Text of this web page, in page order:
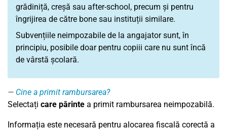
grădiniță, creșă sau after-school, precum și pentru
îngrijirea de către bone sau instituții similare.
Subvențiile neimpozabile de la angajator sunt, în
principiu, posibile doar pentru copiii care nu sunt încă
de vârstă școlară.
Cine a primit rambursarea?
Selectați care părinte a primit rambursarea neimpozabilă.
Informația este necesară pentru alocarea fiscală corectă a